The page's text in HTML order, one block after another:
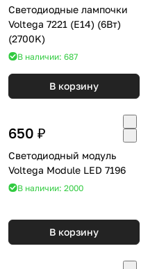
Светодиодные лампочки
Voltega 7221 (E14) (6Вт)
(2700K)
В наличии: 687
В корзину
650 ₽
Светодиодный модуль
Voltega Module LED 7196
В наличии: 2000
В корзину